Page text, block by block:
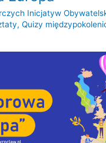
Inicjatyw
, Quizy